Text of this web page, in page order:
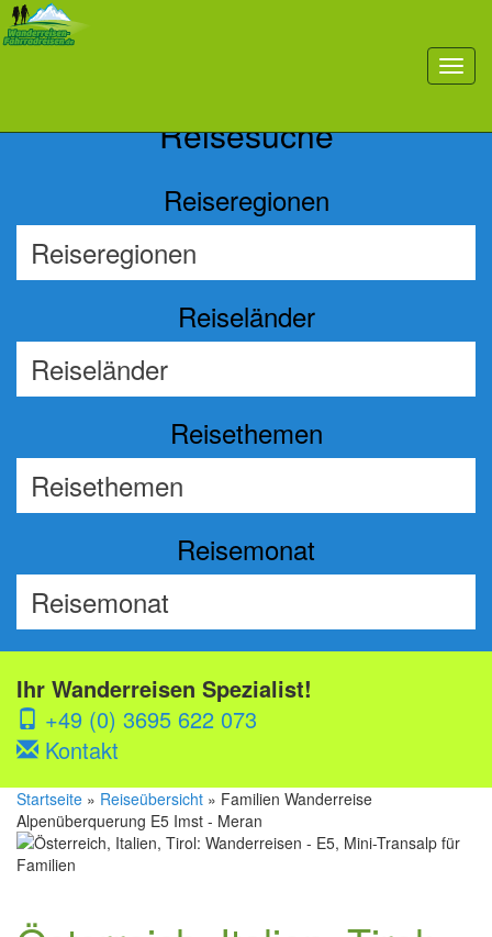
toggle
Reisesuche
Reiseregionen
Reiseländer
Reisethemen
Reisemonat
Ihr Wanderreisen Spezialist!
+49 (0) 3695 622 073
Kontakt
Startseite » Reiseübersicht » Familien Wanderreise
Alpenüberquerung E5 Imst - Meran